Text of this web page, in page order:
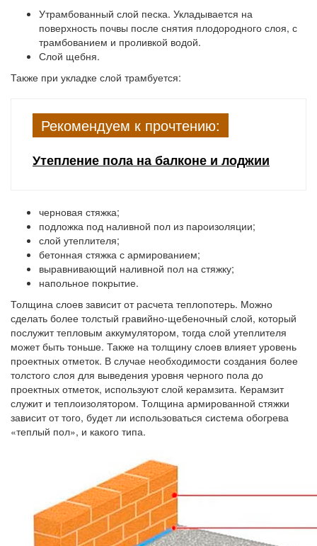
Утрамбованный слой песка. Укладывается на
поверхность почвы после снятия плодородного слоя, с
трамбованием и проливкой водой.
Слой щебня.
Также при укладке слой трамбуется:
Рекомендуем к прочтению:
Утепление пола на балконе и лоджии
черновая стяжка;
подложка под наливной пол из пароизоляции;
слой утеплителя;
бетонная стяжка с армированием;
выравнивающий наливной пол на стяжку;
напольное покрытие.
Толщина слоев зависит от расчета теплопотерь. Можно
сделать более толстый гравийно-щебеночный слой, который
послужит тепловым аккумулятором, тогда слой утеплителя
может быть тоньше. Также на толщину слоев влияет уровень
проектных отметок. В случае необходимости создания более
толстого слоя для выведения уровня черного пола до
проектных отметок, используют слой керамзита. Керамзит
служит и теплоизолятором. Толщина армированной стяжки
зависит от того, будет ли использоваться система обогрева
«теплый пол», и какого типа.